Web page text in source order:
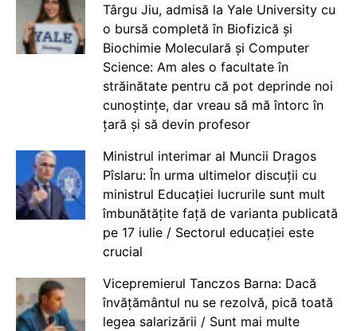
Târgu Jiu, admisă la Yale University cu
o bursă completă în Biofizică și
Biochimie Moleculară și Computer
Science: Am ales o facultate în
străinătate pentru că pot deprinde noi
cunoștințe, dar vreau să mă întorc în
țară și să devin profesor
Ministrul interimar al Muncii Dragos
Pîslaru: În urma ultimelor discuții cu
ministrul Educației lucrurile sunt mult
îmbunătățite față de varianta publicată
pe 17 iulie / Sectorul educației este
crucial
Vicepremierul Tanczos Barna: Dacă
învățământul nu se rezolvă, pică toată
legea salarizării / Sunt mai multe